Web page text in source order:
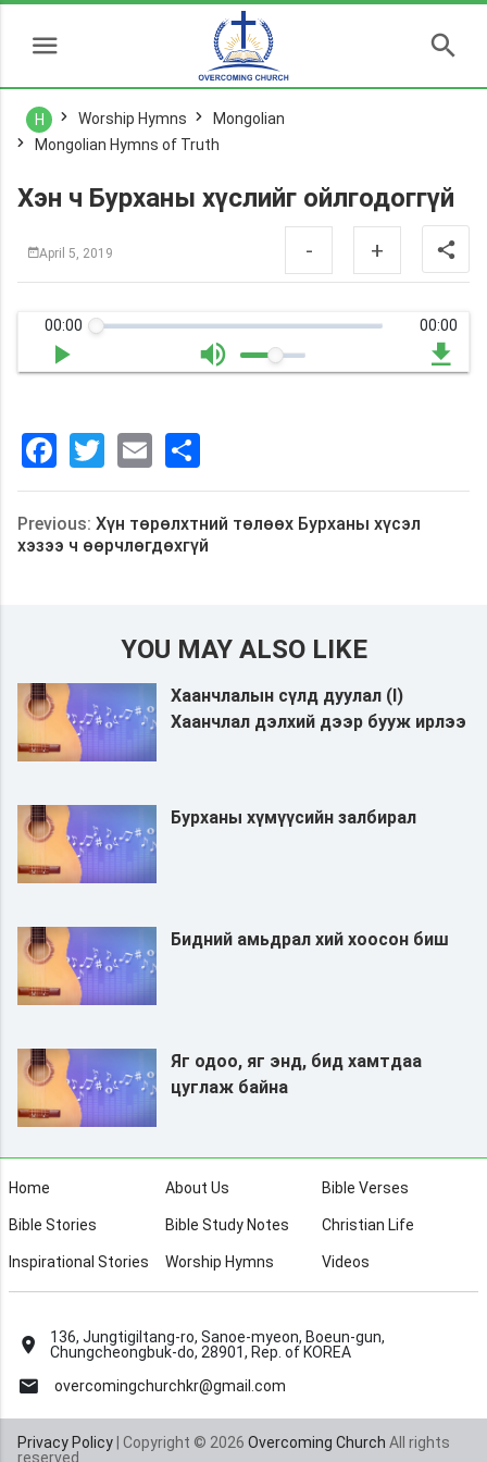
H Worship Hymns
Mongolian
Mongolian Hymns of Truth
Хэн ч Бурханы хүслийг ойлгодоггүй
April 5, 2019 - +
00:00 00:00
Facebook
Twitter
Email
享
Previous: Хүн төрөлхтний төлөөх Бурханы хүсэл
хэзээ ч өөрчлөгдөхгүй
YOU MAY ALSO LIKE
Хаанчлалын сүлд дуулал (I)
Хаанчлал дэлхий дээр бууж ирлээ
Бурханы хүмүүсийн залбирал
Бидний амьдрал хий хоосон биш
Яг одоо, яг энд, бид хамтдаа
цуглаж байна
Home About Us Bible Verses
Bible Stories Bible Study Notes Christian Life
Inspirational Stories Worship Hymns Videos
136, Jungtigiltang-ro, Sanoe-myeon, Boeun-gun,
Chungcheongbuk-do, 28901, Rep. of KOREA
overcomingchurchkr@gmail.com
Privacy Policy| Copyright © 2026 Overcoming Church All rights
reserved